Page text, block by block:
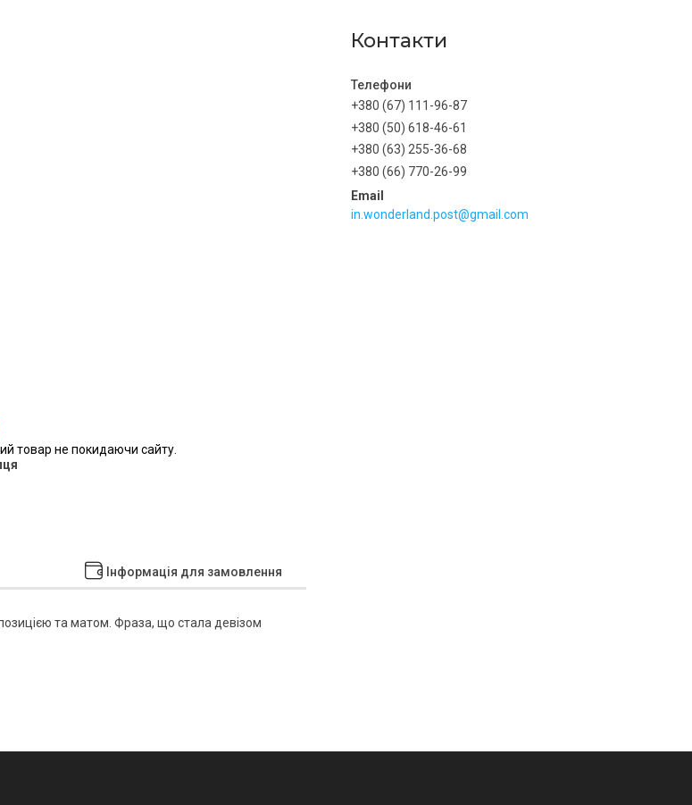
Контакти
+380 (67) 111-96-87
+380 (50) 618-46-61
+380 (63) 255-36-68
+380 (66) 770-26-99
in.wonderland.post@gmail.com
товар не покидаючи сайту.
Інформація для замовлення
та матом. Фраза, що стала девізом